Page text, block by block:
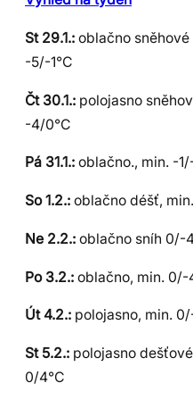
St 29.1.: oblačno
-5/-1°C
Čt 30.1.: polojasno
-4/0°C
Pá 31.1.: oblačno., min. -
So 1.2.: oblačno déšť,
Ne 2.2.: oblačno sníh 0/-
Po 3.2.: oblačno, min. 0/-
Út 4.2.: polojasno, min.
St 5.2.: polojasno
0/4°C